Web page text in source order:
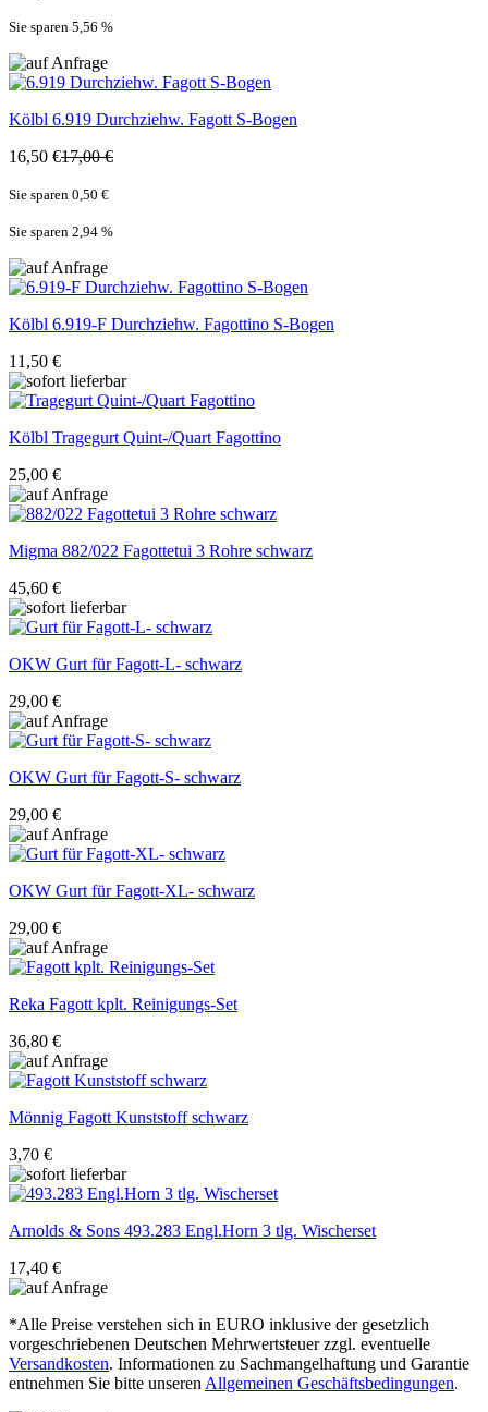
Sie sparen 5,56 %
Kölbl 6.919 Durchziehw. Fagott S-Bogen
16,50 €17,00 €
Sie sparen 0,50 €
Sie sparen 2,94 %
Kölbl 6.919-F Durchziehw. Fagottino S-Bogen
11,50 €
Kölbl Tragegurt Quint-/Quart Fagottino
25,00 €
Migma 882/022 Fagottetui 3 Rohre schwarz
45,60 €
OKW Gurt für Fagott-L- schwarz
29,00 €
OKW Gurt für Fagott-S- schwarz
29,00 €
OKW Gurt für Fagott-XL- schwarz
29,00 €
Reka Fagott kplt. Reinigungs-Set
36,80 €
Mönnig Fagott Kunststoff schwarz
3,70 €
Arnolds & Sons 493.283 Engl.Horn 3 tlg. Wischerset
17,40 €
*Alle Preise verstehen sich in EURO inklusive der gesetzlich
vorgeschriebenen Deutschen Mehrwertsteuer zzgl. eventuelle
Versandkosten. Informationen zu Sachmangelhaftung und Garantie
entnehmen Sie bitte unserenAllgemeinen Geschäftsbedingungen.